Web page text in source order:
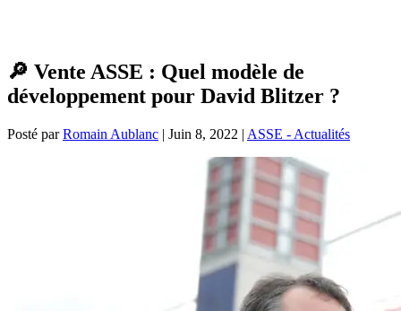
🔎 Vente ASSE : Quel modèle de
développement pour David Blitzer ?
Posté parRomain Aublanc | Juin 8, 2022 | ASSE - Actualités